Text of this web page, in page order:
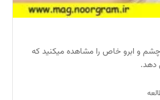
و ابرو خاص را مشاهده میکنید که
دهد.